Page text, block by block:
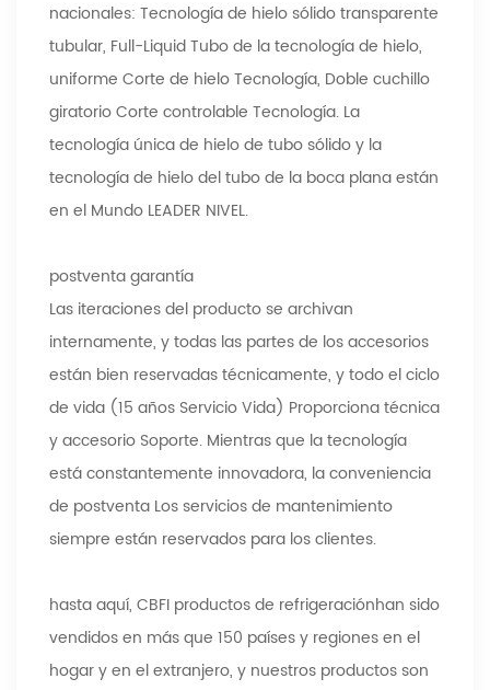
nacionales: Tecnología de hielo sólido transparente
tubular, Full-Liquid Tubo de la tecnología de hielo,
uniforme Corte de hielo Tecnología, Doble cuchillo
giratorio Corte controlable Tecnología. La
tecnología única de hielo de tubo sólido y la
tecnología de hielo del tubo de la boca plana están
en el Mundo LEADER NIVEL.
postventa garantía
Las iteraciones del producto se archivan
internamente, y todas las partes de los accesorios
están bien reservadas técnicamente, y todo el ciclo
de vida (15 años Servicio Vida) Proporciona técnica
y accesorio Soporte. Mientras que la tecnología
está constantemente innovadora, la conveniencia
de postventa Los servicios de mantenimiento
siempre están reservados para los clientes.
hasta aquí, CBFI productos de refrigeraciónhan sido
vendidos en más que 150 países y regiones en el
hogar y en el extranjero, y nuestros productos son